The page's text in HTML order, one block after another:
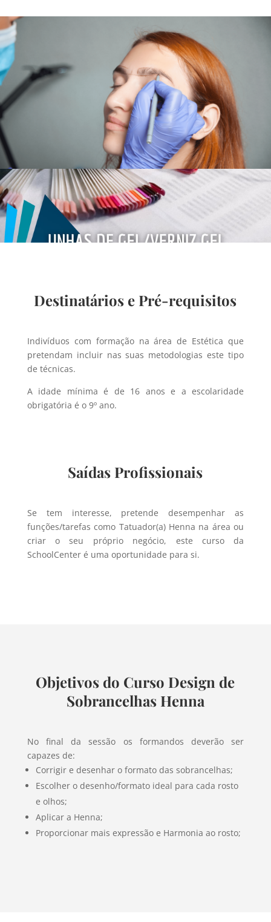
Destinatários e Pré-requisitos
Indivíduos com formação na área de Estética que
pretendam incluir nas suas metodologias este tipo
de técnicas.
A idade mínima é de 16 anos e a escolaridade
obrigatória é o 9º ano.
Saídas Profissionais
Se tem interesse, pretende desempenhar as
funções/tarefas como Tatuador(a) Henna na área ou
criar o seu próprio negócio, este curso da
SchoolCenter é uma oportunidade para si.
Objetivos do Curso Design de
Sobrancelhas Henna
No final da sessão os formandos deverão ser
capazes de:
Corrigir e desenhar o formato das sobrancelhas;
Escolher o desenho/formato ideal para cada rosto
e olhos;
Aplicar a Henna;
Proporcionar mais expressão e Harmonia ao rosto;